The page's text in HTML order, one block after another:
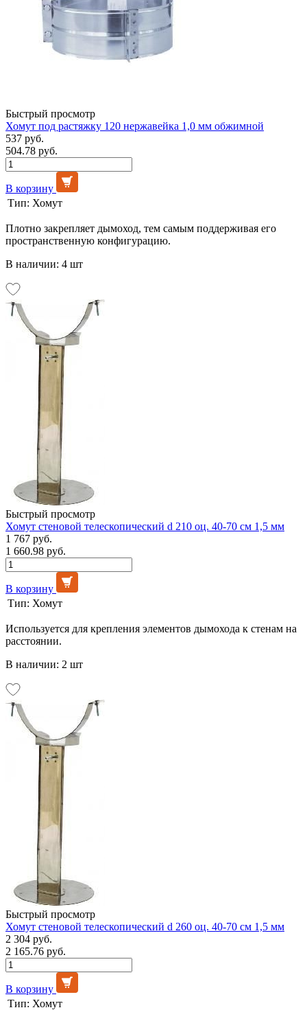
Быстрый просмотр
Хомут под растяжку 120 нержавейка 1,0 мм обжимной
537 руб.
504.78 руб.
В корзину
Тип: Хомут
Плотно закрепляет дымоход, тем самым поддерживая его
пространственную конфигурацию.
В наличии: 4 шт
Быстрый просмотр
Хомут стеновой телескопический d 210 оц. 40-70 см 1,5 мм
1 767 руб.
1 660.98 руб.
В корзину
Тип: Хомут
Используется для крепления элементов дымохода к стенам на
расстоянии.
В наличии: 2 шт
Быстрый просмотр
Хомут стеновой телескопический d 260 оц. 40-70 см 1,5 мм
2 304 руб.
2 165.76 руб.
В корзину
Тип: Хомут